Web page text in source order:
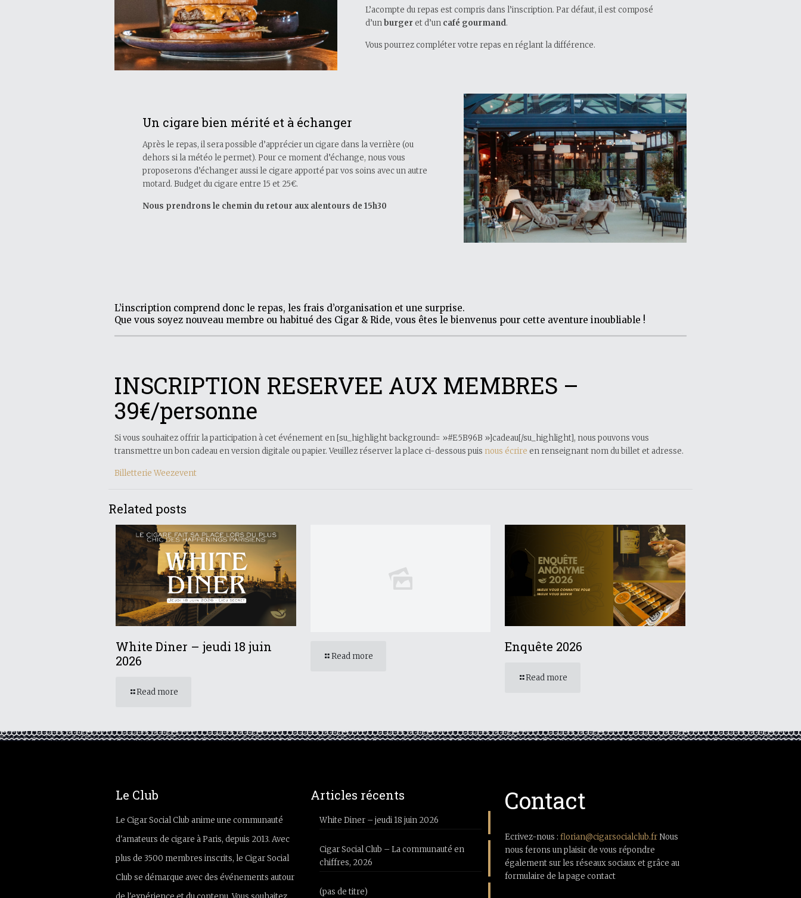
L’acompte du repas est compris dans l’inscription. Par défaut, il est composé
d’unburgeret d’un café gourmand.
Vous pourrez compléter votre repas en réglant la différence.
Un cigare bien mérité et à échanger
Après le repas, il sera possible d’apprécier un cigare dans la verrière (ou
dehors si la météo le permet). Pour ce moment d’échange, nous vous
proposerons d’échanger aussi le cigare apporté par vos soins avec un autre
motard. Budget du cigare entre 15 et 25€.
Nous prendrons le chemin du retour aux alentours de 15h30
L’inscription comprend donc le repas, les frais d’organisation et une surprise.
Que vous soyez nouveau membre ou habitué des Cigar & Ride, vous êtes le bienvenus pour cette aventure inoubliable !
INSCRIPTION RESERVEE AUX MEMBRES –
39€/personne
Si vous souhaitez offrir la participation à cet événement en [su_highlight background= »#E5B96B »]cadeau[/su_highlight], nous pouvons vous
transmettre un bon cadeau en version digitale ou papier. Veuillez réserver la place ci-dessous puis nous écrire en renseignant nom du billet et adresse.
Billetterie Weezevent
Related posts
White Diner – jeudi 18 juin
2026
Read more
Read more
Enquête 2026
Read more
Le Club
Le Cigar Social Club anime une communauté
d'amateurs de cigare à Paris, depuis 2013. Avec
plus de 3500 membres inscrits, le Cigar Social
Club se démarque avec des événements autour
Articles récents
White Diner – jeudi 18 juin 2026
Cigar Social Club – La communauté en
chiffres, 2026
(pas de titre)
Contact
Ecrivez-nous :florian@cigarsocialclub.frNous
nous ferons un plaisir de vous répondre
également sur les réseaux sociaux et grâce au
formulaire de la page contact